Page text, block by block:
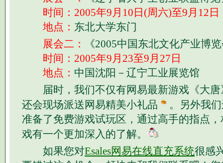
时间：2005年9月10日(周六)至9月12
地点： 东北大学东门
展会二：
《2005中国东北文化产业博
时间：2005年9月23至9月27日
地点： 中国沈阳－辽宁工业展览馆
届时，我们不仅有网易最新游戏《大唐
还会现场派送网易精美小礼品
。另外我
准备了免费游戏试玩区，通过高手的指点
戏有一个更加深入的了解。
如果您对Esales网易在线直充系统很感